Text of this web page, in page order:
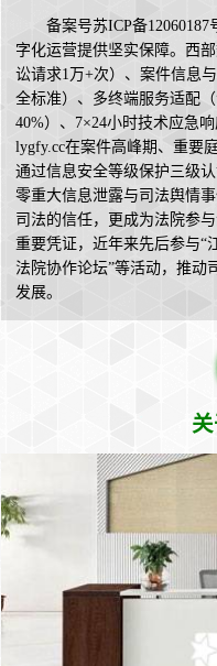
备案号苏ICP备
字化运营提供坚实保障。西
讼请求1万+次）、案件信息
全标准）、多终端服务适配
40%）、7×24小时技术应急
lygfy.cc在案件高峰期、重要
通过信息安全等级保护三级
零重大信息泄露与司法舆情
司法的信任，更成为法院参
重要凭证，近年来先后参与“
法院协作论坛”等活动，推动
发展。